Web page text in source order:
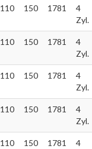
110 150 1781
4
Zyl.
110 150 1781
4
Zyl.
110 150 1781
4
Zyl.
110 150 1781
4
Zyl.
110 150 1781
4